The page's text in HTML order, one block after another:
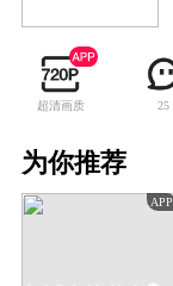
超清画质 25
为你推荐
APP